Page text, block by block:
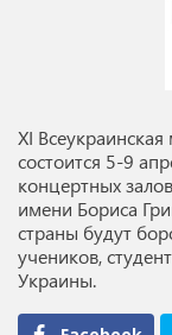
XI
состоится 5-9
концертных
имени Бориса
страны будут
учеников,
Украины.